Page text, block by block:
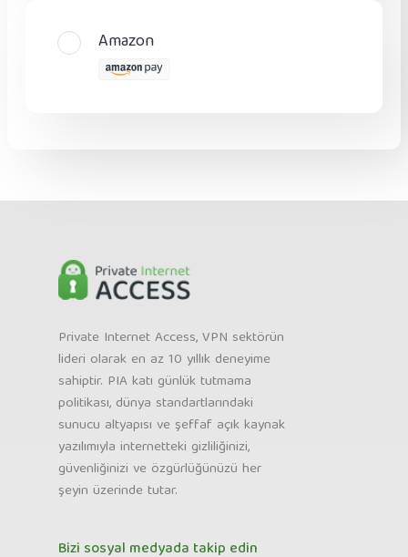
Amazon
Private Internet Access, VPN sektörün
lideri olarak en az 10 yıllık deneyime
sahiptir. PIA katı günlük tutmama
politikası, dünya standartlarındaki
sunucu altyapısı ve şeffaf açık kaynak
yazılımıyla internetteki gizliliğinizi,
güvenliğinizi ve özgürlüğünüzü her
şeyin üzerinde tutar.
Bizi sosyal medyada takip edin